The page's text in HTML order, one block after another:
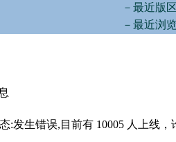
－最近版
－最近浏
:发生错误,目前有 10005 人上线